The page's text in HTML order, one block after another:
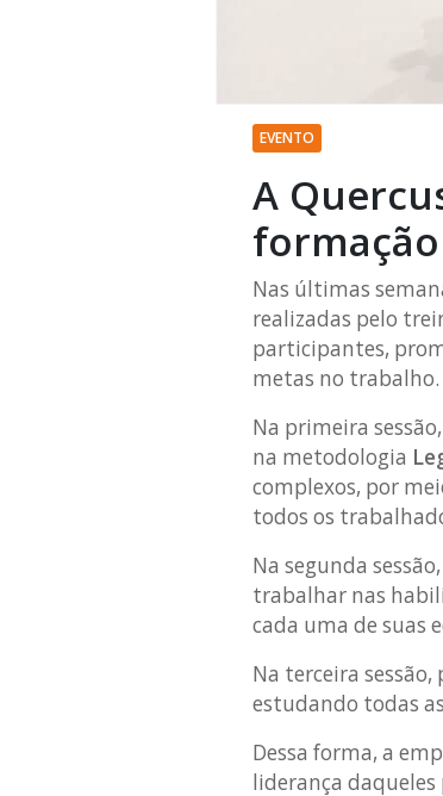
EVENTO
A
Nas últimas
realizadas pelo
participantes,
metas no trabalho.
Na primeira
na metodologia
complexos, por
todos os
Na segunda
trabalhar nas
cada uma de suas
Na terceira
estudando todas
Dessa forma, a
liderança daqueles